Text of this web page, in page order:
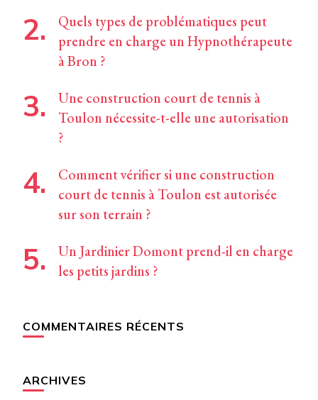
Quels types de problématiques peut
prendre en charge un Hypnothérapeute
à Bron ?
Une construction court de tennis à
Toulon nécessite-t-elle une autorisation
?
Comment vérifier si une construction
court de tennis à Toulon est autorisée
sur son terrain ?
Un Jardinier Domont prend-il en charge
les petits jardins ?
COMMENTAIRES RÉCENTS
ARCHIVES